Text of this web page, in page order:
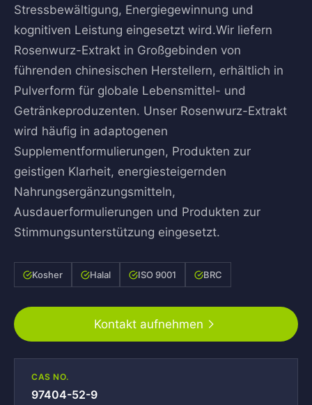
Stressbewältigung, Energiegewinnung und
kognitiven Leistung eingesetzt wird.Wir liefern
Rosenwurz-Extrakt in Großgebinden von
führenden chinesischen Herstellern, erhältlich in
Pulverform für globale Lebensmittel- und
Getränkeproduzenten. Unser Rosenwurz-Extrakt
wird häufig in adaptogenen
Supplementformulierungen, Produkten zur
geistigen Klarheit, energiesteigernden
Nahrungsergänzungsmitteln,
Ausdauerformulierungen und Produkten zur
Stimmungsunterstützung eingesetzt.
Kosher Halal ISO 9001 BRC
Kontakt aufnehmen
CAS NO.
97404-52-9